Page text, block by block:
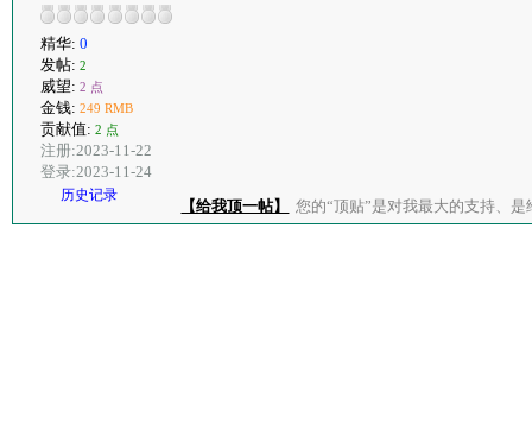
精华: 0
发帖: 2
威望: 2 点
金钱: 249 RMB
贡献值: 2 点
注册:2023-11-22
登录:2023-11-24
历史记录
【给我顶一帖】 您的“顶贴”是对我最大的支持、